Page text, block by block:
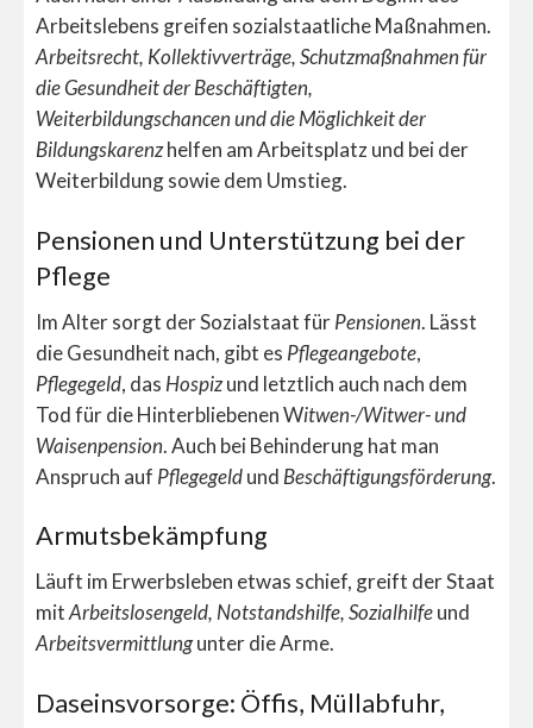
Arbeitslebens greifen sozialstaatliche Maßnahmen.
Arbeitsrecht, Kollektivverträge,Schutzmaßnahmen für
die Gesundheit der Beschäftigten,
Weiterbildungschancen und die Möglichkeit der
Bildungskarenzhelfen am Arbeitsplatz und bei der
Weiterbildung sowie dem Umstieg.
Pensionen und Unterstützung bei der
Pflege
Im Alter sorgt der Sozialstaat fürPensionen. Lässt
die Gesundheit nach, gibt es Pflegeangebote,
Pflegegeld, das Hospizund letztlich auch nach dem
Tod für die Hinterbliebenen Witwen-/Witwer- und
Waisenpension. Auch bei Behinderung hat man
Anspruch auf Pflegegeldund Beschäftigungsförderung.
Armutsbekämpfung
Läuft im Erwerbsleben etwas schief, greift der Staat
mitArbeitslosengeld, Notstandshilfe, Sozialhilfeund
Arbeitsvermittlungunter die Arme.
Daseinsvorsorge: Öffis, Müllabfuhr,